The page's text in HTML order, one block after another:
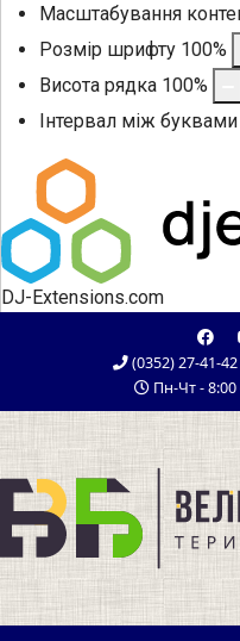
Масштабування
Розмір шрифту 100%
Висота рядка 100%
Інтервал між буквами
DJ-Extensions.com
(0352) 27-41-42
Пн-Чт - 8:00